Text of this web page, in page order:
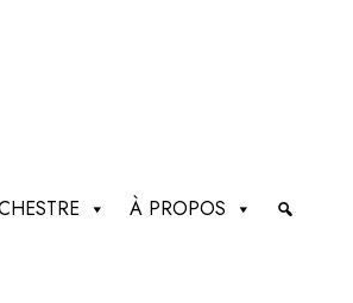
À PROPOS